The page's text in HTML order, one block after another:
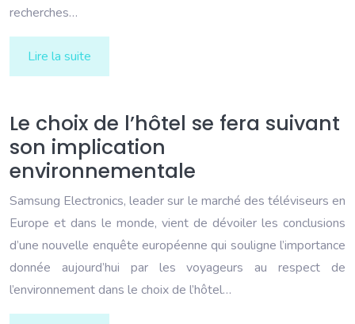
recherches…
Lire la suite
Le choix de l’hôtel se fera suivant
son implication
environnementale
Samsung Electronics, leader sur le marché des téléviseurs en
Europe et dans le monde, vient de dévoiler les conclusions
d’une nouvelle enquête européenne qui souligne l’importance
donnée aujourd’hui par les voyageurs au respect de
l’environnement dans le choix de l’hôtel…